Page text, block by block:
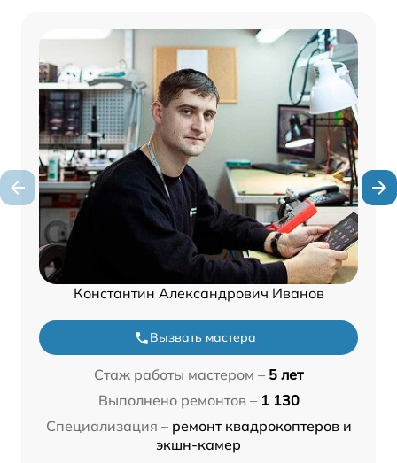
Константин Александрович Иванов
Вызвать мастера
Стаж работы мастером – 5 лет
Выполнено ремонтов – 1 130
Специализация – ремонт квадрокоптеров и
экшн-камер